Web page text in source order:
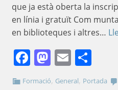
que ja està oberta la
en línia i gratuït Com
en biblioteques i altres…
Facebook
Mastodon
Email
Formació, General, Portada